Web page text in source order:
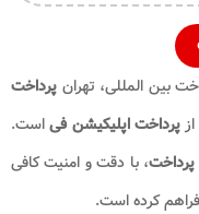
بین المللی، تهران پرداخت
پرداخت اپلیکیشن فیاست.
پرداخت، با دقت و امنیت کافی
کرده است.